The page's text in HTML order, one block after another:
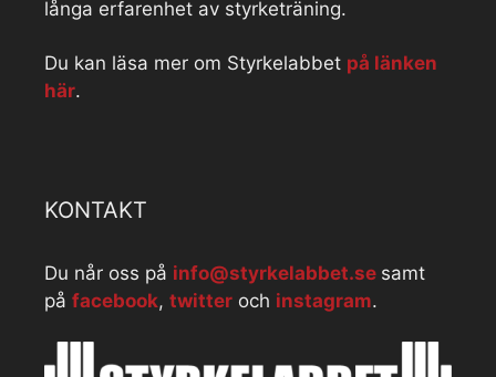
långa erfarenhet av styrketräning.
Du kan läsa mer om Styrkelabbet på länken
här.
KONTAKT
Du når oss på info@styrkelabbet.se samt
på facebook, twitter och instagram.